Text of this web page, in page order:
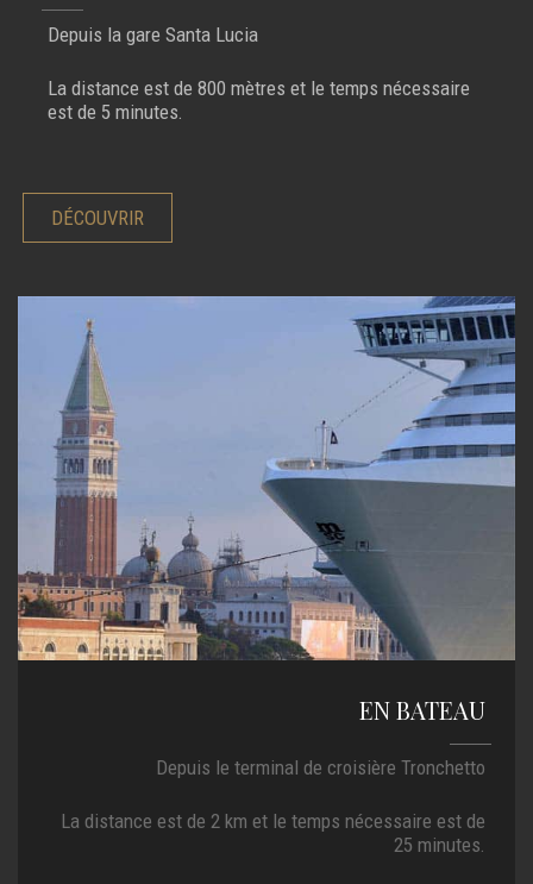
Depuis la gare Santa Lucia
La distance est de 800 mètres et le temps nécessaire
est de 5 minutes.
DÉCOUVRIR
EN BATEAU
Depuis le terminal de croisière Tronchetto
La distance est de 2 km et le temps nécessaire est de
25 minutes.